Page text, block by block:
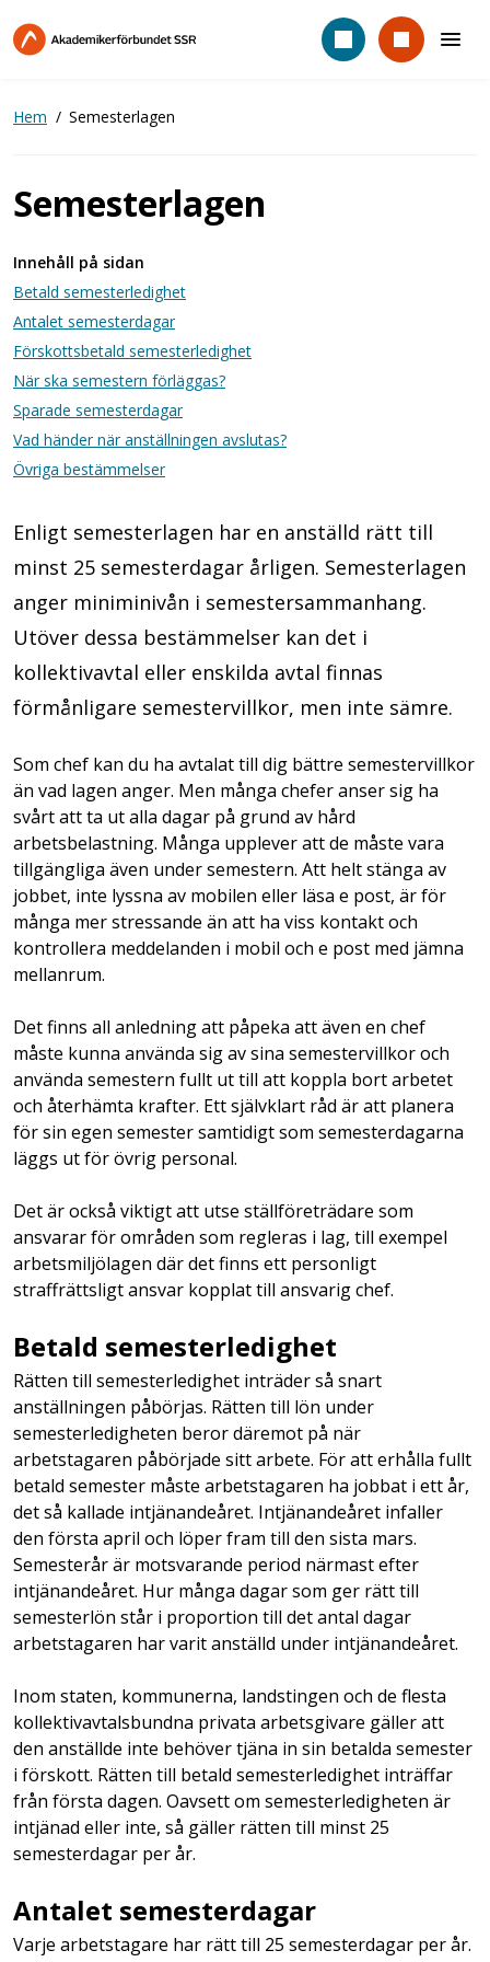
till
Hem Semesterlagen
Semesterlagen
Innehåll på sidan
Betald semesterledighet
Antalet semesterdagar
Förskottsbetald semesterledighet
När ska semestern förläggas?
Sparade semesterdagar
Vad händer när anställningen avslutas?
Övriga bestämmelser
Enligt semesterlagen har en anställd rätt till
minst 25 semesterdagar årligen. Semesterlagen
anger miniminivån i semestersammanhang.
Utöver dessa bestämmelser kan det i
kollektivavtal eller enskilda avtal finnas
förmånligare semestervillkor, men inte sämre.
Som chef kan du ha avtalat till dig bättre semestervillkor
än vad lagen anger. Men många chefer anser sig ha
svårt att ta ut alla dagar på grund av hård
arbetsbelastning. Många upplever att de måste vara
tillgängliga även under semestern. Att helt stänga av
jobbet, inte lyssna av mobilen eller läsa e post, är för
många mer stressande än att ha viss kontakt och
kontrollera meddelanden i mobil och e post med jämna
mellanrum.
Det finns all anledning att påpeka att även en chef
måste kunna använda sig av sina semestervillkor och
använda semestern fullt ut till att koppla bort arbetet
och återhämta krafter. Ett självklart råd är att planera
för sin egen semester samtidigt som semesterdagarna
läggs ut för övrig personal.
Det är också viktigt att utse ställföreträdare som
ansvarar för områden som regleras i lag, till exempel
arbetsmiljölagen där det finns ett personligt
straffrättsligt ansvar kopplat till ansvarig chef.
Betald semesterledighet
Rätten till semesterledighet inträder så snart
anställningen påbörjas. Rätten till lön under
semesterledigheten beror däremot på när
arbetstagaren påbörjade sitt arbete. För att erhålla fullt
betald semester måste arbetstagaren ha jobbat i ett år,
det så kallade intjänandeåret. Intjänandeåret infaller
den första april och löper fram till den sista mars.
Semesterår är motsvarande period närmast efter
intjänandeåret. Hur många dagar som ger rätt till
semesterlön står i proportion till det antal dagar
arbetstagaren har varit anställd under intjänandeåret.
Inom staten, kommunerna, landstingen och de flesta
kollektivavtalsbundna privata arbetsgivare gäller att
den anställde inte behöver tjäna in sin betalda semester
i förskott. Rätten till betald semesterledighet inträffar
från första dagen. Oavsett om semesterledigheten är
intjänad eller inte, så gäller rätten till minst 25
semesterdagar per år.
Antalet semesterdagar
Varje arbetstagare har rätt till 25 semesterdagar per år.